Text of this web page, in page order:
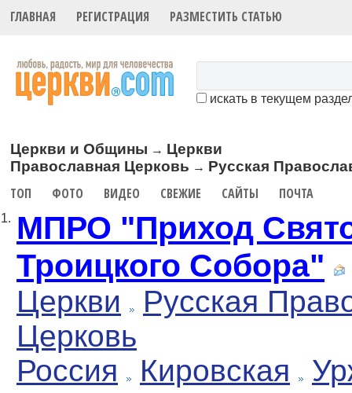
ГЛАВНАЯ РЕГИСТРАЦИЯ РАЗМЕСТИТЬ СТАТЬЮ
искать в текущем
Церкви и Общины → Церкви
Православная Церковь → Русская
ТОП ФОТО ВИДЕО СВЕЖИЕ САЙТЫ ПОЧТА
1. МПРО "Приход
Троицкого Собора"
Церкви
Русская
Церковь
Россия
Кировская